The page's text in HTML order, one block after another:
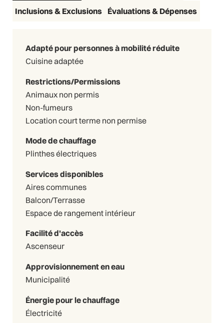
Inclusions & Exclusions Évaluations & Dépenses
Adapté pour personnes à mobilité réduite
Cuisine adaptée
Restrictions/Permissions
Animaux non permis
Non-fumeurs
Location court terme non permise
Mode de chauffage
Plinthes électriques
Services disponibles
Aires communes
Balcon/Terrasse
Espace de rangement intérieur
Facilité d'accès
Ascenseur
Approvisionnement en eau
Municipalité
Énergie pour le chauffage
Électricité